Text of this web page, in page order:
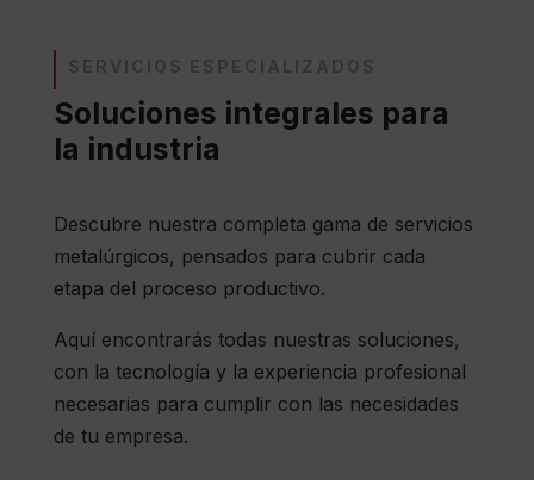
Soluciones integrales para
la industria
Descubre nuestra completa gama de servicios
metalúrgicos, pensados para cubrir cada
etapa del proceso productivo.
Aquí encontrarás todas nuestras soluciones,
con la tecnología y la experiencia profesional
necesarias para cumplir con las necesidades
de tu empresa.